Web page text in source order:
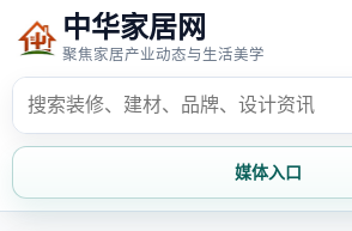
中华家居网
聚焦家居产业动态与生活美学
媒体入口